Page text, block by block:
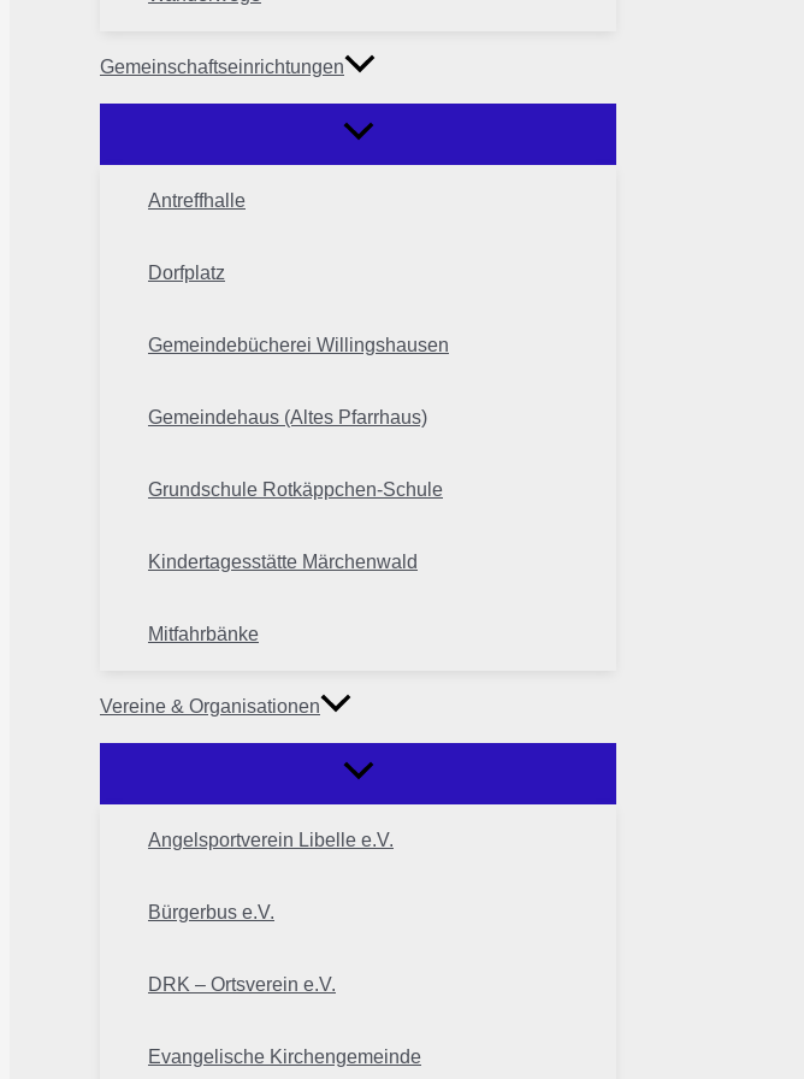
Gemeinschaftseinrichtungen
Antreffhalle
Dorfplatz
Gemeindebücherei Willingshausen
Gemeindehaus (Altes Pfarrhaus)
Grundschule Rotkäppchen-Schule
Kindertagesstätte Märchenwald
Mitfahrbänke
Vereine & Organisationen
Angelsportverein Libelle e.V.
Bürgerbus e.V.
DRK – Ortsverein e.V.
Evangelische Kirchengemeinde